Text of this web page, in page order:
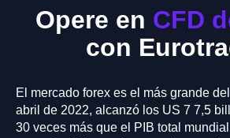
Opere en CFD
con
El mercado forex es el más grande
abril de 2022, alcanzó los US 7 7,5
30 veces más que el PIB total